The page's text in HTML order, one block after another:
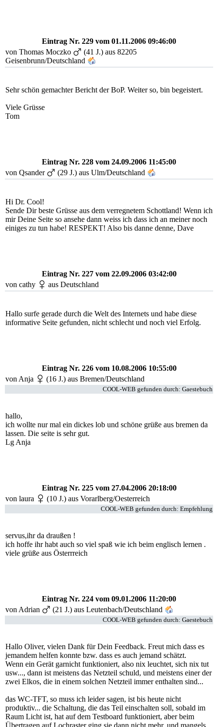
Eintrag Nr. 229 vom 01.11.2006 09:46:00
von Thomas Moczko
(41 J.) aus 82205
Geisenbrunn/Deutschland
Sehr schön gemachter Bericht der BoP. Weiter so, bin begeistert.
Viele Grüsse
Tom
Eintrag Nr. 228 vom 24.09.2006 11:45:00
von Qsander
(29 J.) aus Ulm/Deutschland
Hi Dr. Cool!
Sende Dir beste Grüsse aus dem verregnetem Schottland! Wenn ich
mir Deine Seite so ansehe dann weiss ich dass ich an meiner noch
einiges zu tun habe! RESPEKT! Also bis danne denne, Dave
Eintrag Nr. 227vom 22.09.2006 03:42:00
von cathy
aus Deutschland
Hallo surfe gerade durch die Welt des Internets und habe diese
informative Seite gefunden, nicht schlecht und noch viel Erfolg.
Eintrag Nr. 226vom 10.08.2006 10:55:00
von Anja
(16 J.) aus Bremen/Deutschland
COOL-WEB gefunden durch: Gaestebuch
hallo,
ich wollte nur mal ein dickes lob und schöne grüße aus bremen da
lassen. Die seite is sehr gut.
Lg Anja
Eintrag Nr. 225vom 27.04.2006 20:18:00
von laura (10 J.) aus Vorarlberg/Oesterreich
COOL-WEB gefunden durch: Empfehlung
servus,ihr da draußen !
ich hoffe ihr habt auch so viel spaß wie ich beim englisch lernen .
viele grüße aus Österrreich
Eintrag Nr. 224 vom 09.01.2006 11:20:00
von Adrian
(21 J.) aus Leutenbach/Deutschland
COOL-WEB gefunden durch: Gaestebuch
Hallo Oliver, vielen Dank für Dein Feedback. Freut mich dass es
jemandem helfen konnte bzw. dass es auch jemand schätzt.
Wenn ein Gerät garnicht funktioniert, also nix leuchtet, sich nix tut
usw..., dann ist meistens das Netzteil schuld, und meistens einer der
zwei Elkos, die in einem solchen Netzteil immer enthalten sind...
das WC-TFT, so muss ich leider sagen, ist bis heute nicht
produktiv... die Schaltung, die das Teil einschalten soll, sobald im
Raum Licht ist, hat auf dem Testboard funktioniert, aber beim
Übertragen auf Lochraster ging sie dann nicht mehr, und mangels